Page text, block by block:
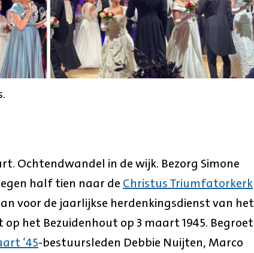
Ochtendwandel in de wijk. Bezorg Simone
half tien naar de Christus Triumfatorkerk
voor de jaarlijkse herdenkingsdienst van het
het Bezuidenhout op 3 maart 1945. Begroet
‘45-bestuursleden Debbie Nuijten, Marco